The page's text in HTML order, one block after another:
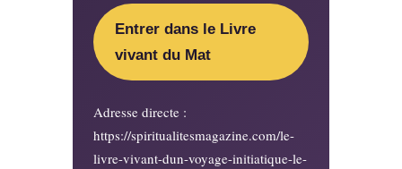
Entrer dans le Livre
vivant du Mat
Adresse directe :
https://spiritualitesmagazine.com/le-
livre-vivant-dun-voyage-initiatique-le-